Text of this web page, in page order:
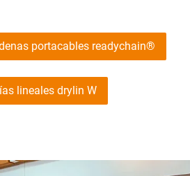
portacables readychain®
lineales drylin W